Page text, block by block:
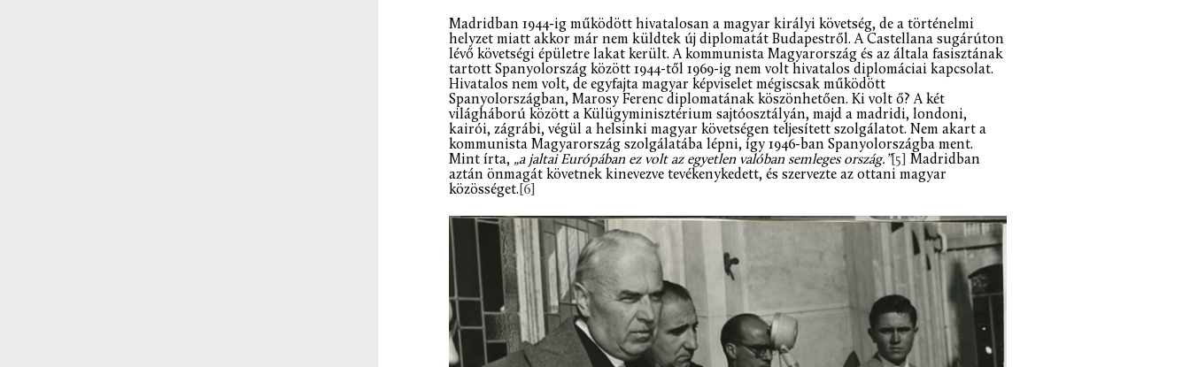
Madridban 1944-ig működött hivatalosan a magyar királyi követség, de a történelmi
helyzet miatt akkor már nem küldtek új diplomatát Budapestről. A Castellana sugárúton
lévő követségi épületre lakat került. A kommunista Magyarország és az általa fasisztának
tartott Spanyolország között 1944-től 1969-ig nem volt hivatalos diplomáciai kapcsolat.
Hivatalos nem volt, de egyfajta magyar képviselet mégiscsak működött
Spanyolországban, Marosy Ferenc diplomatának köszönhetően. Ki volt ő? A két
világháború között a Külügyminisztérium sajtóosztályán, majd a madridi, londoni,
kairói, zágrábi, végül a helsinki magyar követségen teljesített szolgálatot. Nem akart a
kommunista Magyarország szolgálatába lépni, így 1946-ban Spanyolországba ment.
Mint írta, „a jaltai Európában ez volt az egyetlen valóban semleges ország.”[5]
Madridban
aztán önmagát követnek kinevezve tevékenykedett, és szervezte az ottani magyar
közösséget. [6]